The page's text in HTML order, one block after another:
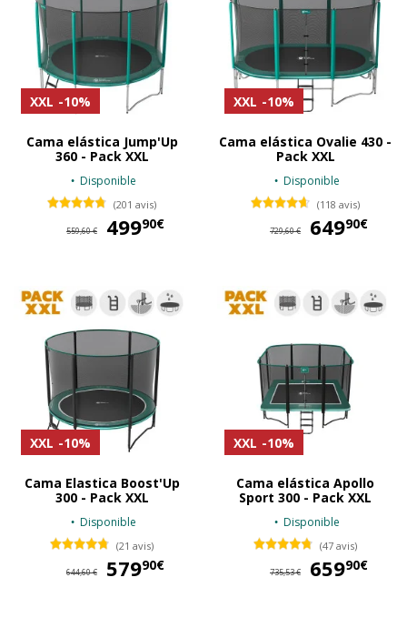
XXL -10%
Cama elástica Jump'Up
360 - Pack XXL
Disponible
(201 avis)
559,60 € 49990€
XXL -10%
Cama elástica Ovalie 430 -
Pack XXL
Disponible
(118 avis)
729,60 € 64990€
XXL -10%
Cama Elastica Boost'Up
300 - Pack XXL
Disponible
(21 avis)
644,60 € 57990€
XXL -10%
Cama elástica Apollo
Sport 300 - Pack XXL
Disponible
(47 avis)
735,53 € 65990€